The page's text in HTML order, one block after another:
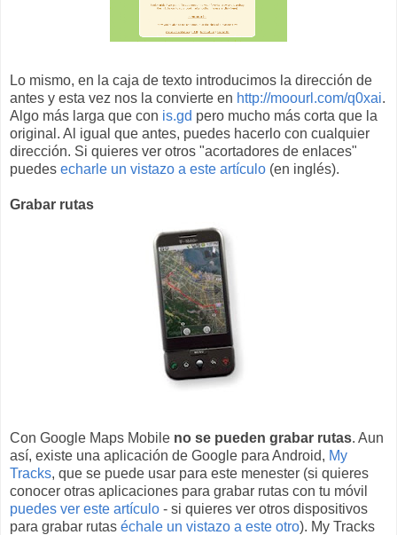
Lo mismo, en la caja de texto introducimos la dirección de
antes y esta vez nos la convierte en http://moourl.com/q0xai.
Algo más larga que con is.gd pero mucho más corta que la
original. Al igual que antes, puedes hacerlo con cualquier
dirección. Si quieres ver otros "acortadores de enlaces"
puedes echarle un vistazo a este artículo (en inglés).
Grabar rutas
Con Google Maps Mobile no se pueden grabar rutas. Aun
así, existe una aplicación de Google para Android, My
Tracks, que se puede usar para este menester (si quieres
conocer otras aplicaciones para grabar rutas con tu móvil
puedes ver este artículo - si quieres ver otros dispositivos
para grabar rutas échale un vistazo a este otro). My Tracks